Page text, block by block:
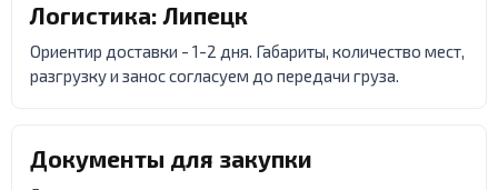
Логистика: Липецк
Ориентир доставки - 1-2 дня. Габариты, количество мест,
разгрузку и занос согласуем до передачи груза.
Документы для закупки